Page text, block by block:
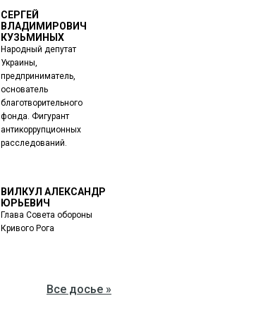
СЕРГЕЙ
ВЛАДИМИРОВИЧ
КУЗЬМИНЫХ
Народный депутат
Украины,
предприниматель,
основатель
благотворительного
фонда. Фигурант
антикоррупционных
расследований.
ВИЛКУЛ АЛЕКСАНДР
ЮРЬЕВИЧ
Глава Совета обороны
Кривого Рога
Все досье »